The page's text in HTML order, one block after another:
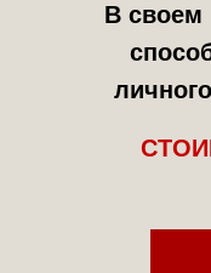
В своем